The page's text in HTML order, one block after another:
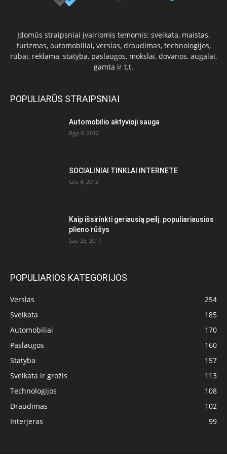
Įdomūs straipsniai įvairiomis temomis: sveikata, maistas,
turizmas, automobiliai, verslas, draudimas, technologijos,
rūbai, reklama, statyba, paslaugos, mokslai, dovanos, augalai,
gamta ir t.t.
POPULIARŪS STRAIPSNIAI
Automobilio aktyvioji sauga
Rgp 9, 2012
SOCIALINIAI TINKLAI INTERNETE
Gru 4, 2012
Kaip išsirinkti geriausią peilį: populiariausios
plieno rūšys
Sau 25, 2017
POPULIARIOS KATEGORIJOS
Verslas
254
Sveikata
185
Automobiliai
170
Paslaugos
160
Statyba
157
Sveikata ir grožis
113
Technologijos
108
Draudimas
102
Interjeras
99